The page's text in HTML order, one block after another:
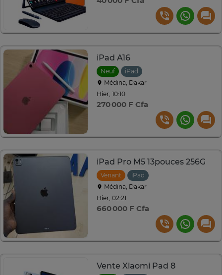
iPad A16
Neuf
iPad
Médina, Dakar
Hier, 10:10
270 000 F Cfa
iPad Pro M5 13pouces 256G
Venant
iPad
Médina, Dakar
Hier, 02:21
660 000 F Cfa
Vente Xiaomi Pad 8